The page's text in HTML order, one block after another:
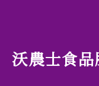
沃農士食